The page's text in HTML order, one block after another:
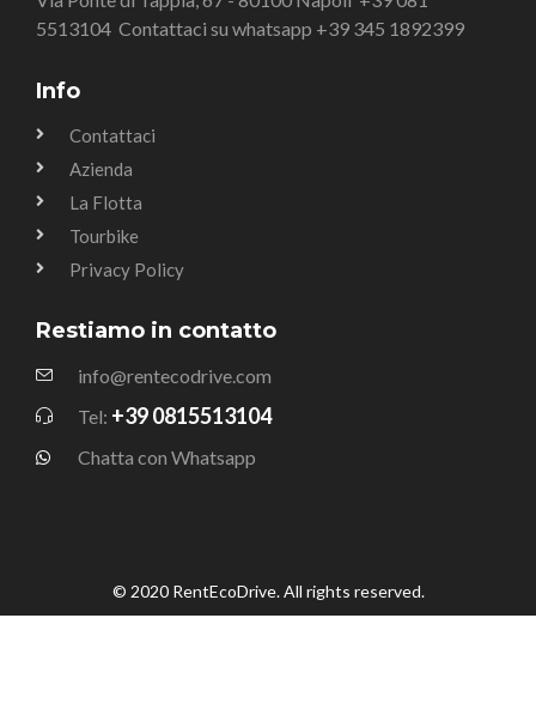
5513104 Contattaci su whatsapp +39 345 1892399
Info
Contattaci
Azienda
La Flotta
Tourbike
Privacy Policy
Restiamo in contatto
info@rentecodrive.com
Tel: +39 0815513104
Chatta con Whatsapp
© 2020 RentEcoDrive. All rights reserved.